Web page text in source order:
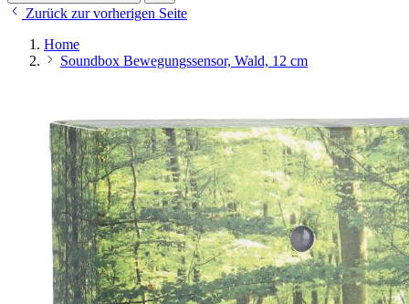
Zurück zur vorherigen Seite
Home
Soundbox Bewegungssensor, Wald, 12 cm